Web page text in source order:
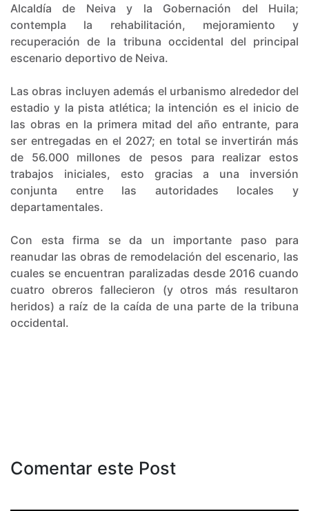
Alcaldía de Neiva y la Gobernación del Huila;
contempla la rehabilitación, mejoramiento y
recuperación de la tribuna occidental del principal
escenario deportivo de Neiva.
Las obras incluyen además el urbanismo alrededor del
estadio y la pista atlética; la intención es el inicio de
las obras en la primera mitad del año entrante, para
ser entregadas en el 2027; en total se invertirán más
de 56.000 millones de pesos para realizar estos
trabajos iniciales, esto gracias a una inversión
conjunta entre las autoridades locales y
departamentales.
Con esta firma se da un importante paso para
reanudar las obras de remodelación del escenario, las
cuales se encuentran paralizadas desde 2016 cuando
cuatro obreros fallecieron (y otros más resultaron
heridos) a raíz de la caída de una parte de la tribuna
occidental.
Comentar este Post